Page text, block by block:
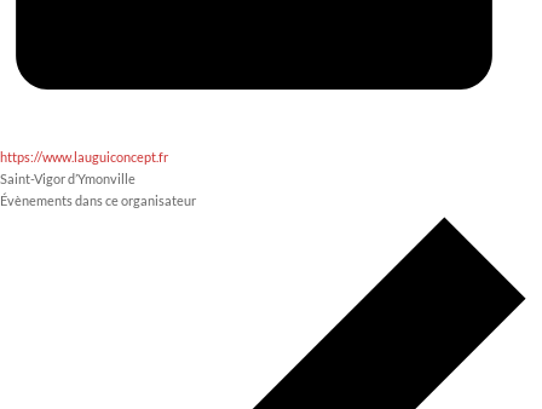
https://www.lauguiconcept.fr
Saint-Vigor d’Ymonville
Évènements dans ce organisateur